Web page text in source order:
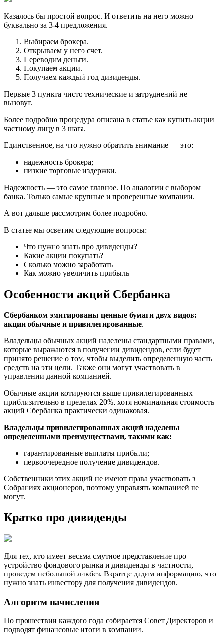
Казалось бы простой вопрос. И ответить на него можно
буквально за 3-4 предложения.
Выбираем брокера.
Открываем у него счет.
Переводим деньги.
Покупаем акции.
Получаем каждый год дивиденды.
Первые 3 пункта чисто технические и затруднений не
вызовут.
Более подробно процедура описана в статье как купить акции
частному лицу в 3 шага.
Единственное, на что нужно обратить внимание — это:
надежность брокера;
низкие торговые издержки.
Надежность — это самое главное. По аналогии с выбором
банка. Только самые крупные и проверенные компании.
А вот дальше рассмотрим более подробно.
В статье мы осветим следующие вопросы:
Что нужно знать про дивиденды?
Какие акции покупать?
Сколько можно заработать
Как можно увеличить прибыль
Особенности акций Сбербанка
Сбербанком эмитированы ценные бумаги двух видов:
акции обычные и привилегированные.
Владельцы обычных акций наделены стандартными правами,
которые выражаются в получении дивидендов, если будет
принято решение о том, чтобы выделить определенную часть
средств на эти цели. Также они могут участвовать в
управлении данной компанией.
Обычные акции котируются выше привилегированных
приблизительно в пределах 20%, хотя номинальная стоимость
акций Сбербанка практически одинаковая.
Владельцы привилегированных акций наделены
определенными преимуществами, такими как:
гарантированные выплаты прибыли;
первоочередное получение дивидендов.
Собственники этих акций не имеют права участвовать в
Собраниях акционеров, поэтому управлять компанией не
могут.
Кратко про дивиденды
Для тех, кто имеет весьма смутное представление про
устройство фондового рынка и дивиденды в частности,
проведем небольшой ликбез. Вкратце дадим информацию, что
нужно знать инвестору для получения дивидендов.
Алгоритм начисления
По прошествии каждого года собирается Совет Директоров и
подводят финансовые итоги в компании.